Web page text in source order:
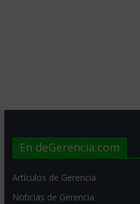
En deGerencia.com
Artículos de Gerencia
Noticias de Gerencia